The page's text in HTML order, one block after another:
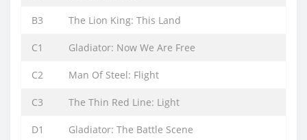
B3 The Lion King: This Land
C1 Gladiator: Now We Are Free
C2 Man Of Steel: Flight
C3 The Thin Red Line: Light
D1 Gladiator: The Battle Scene